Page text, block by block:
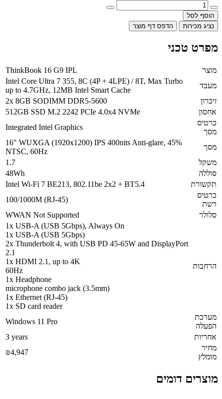
הוסף לסל
נציג מכירות
הדפס דף מוצר
מפרט טכני
מוצר
ThinkBook 16 G9 IPL
מעבד
Intel Core Ultra 7 355, 8C (4P + 4LPE) / 8T, Max Turbo
up to 4.7GHz, 12MB Intel Smart Cache
זיכרון
2x 8GB SODIMM DDR5-5600
אחסון
512GB SSD M.2 2242 PCIe 4.0x4 NVMe
כרטיס
מסך
Integrated Intel Graphics
מסך
16" WUXGA (1920x1200) IPS 400nits Anti-glare, 45%
NTSC, 60Hz
משקל
1.7
סוללה
48Wh
תקשורת
Intel Wi-Fi 7 BE213, 802.11be 2x2 + BT5.4
כרטיס
רשת
100/1000M (RJ-45)
סלולר
WWAN Not Supported
הרחבות
1x USB-A (USB 5Gbps), Always On
1x USB-A (USB 5Gbps)
2x Thunderbolt 4, with USB PD 45-65W and DisplayPort
2.1
1x HDMI 2.1, up to 4K
60Hz
1x Headphone
microphone combo jack (3.5mm)
1x Ethernet (RJ-45)
1x SD card reader
מערכת
הפעלה
Windows 11 Pro
אחריות
3 years
מחיר
מומלץ
₪4,947
מוצרים דומים